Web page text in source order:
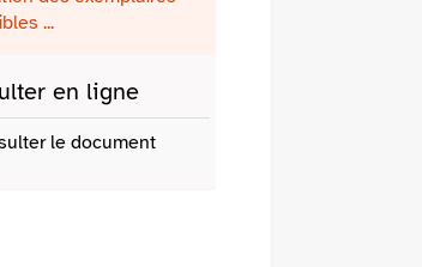
...
en ligne
le document